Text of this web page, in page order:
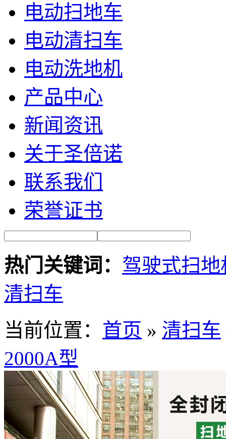
电动扫地车
电动清扫车
电动洗地机
产品中心
新闻资讯
关于圣倍诺
联系我们
荣誉证书
热门关键词： 驾驶式扫地
清扫车
当前位置： 首页 » 清扫车
2000A型